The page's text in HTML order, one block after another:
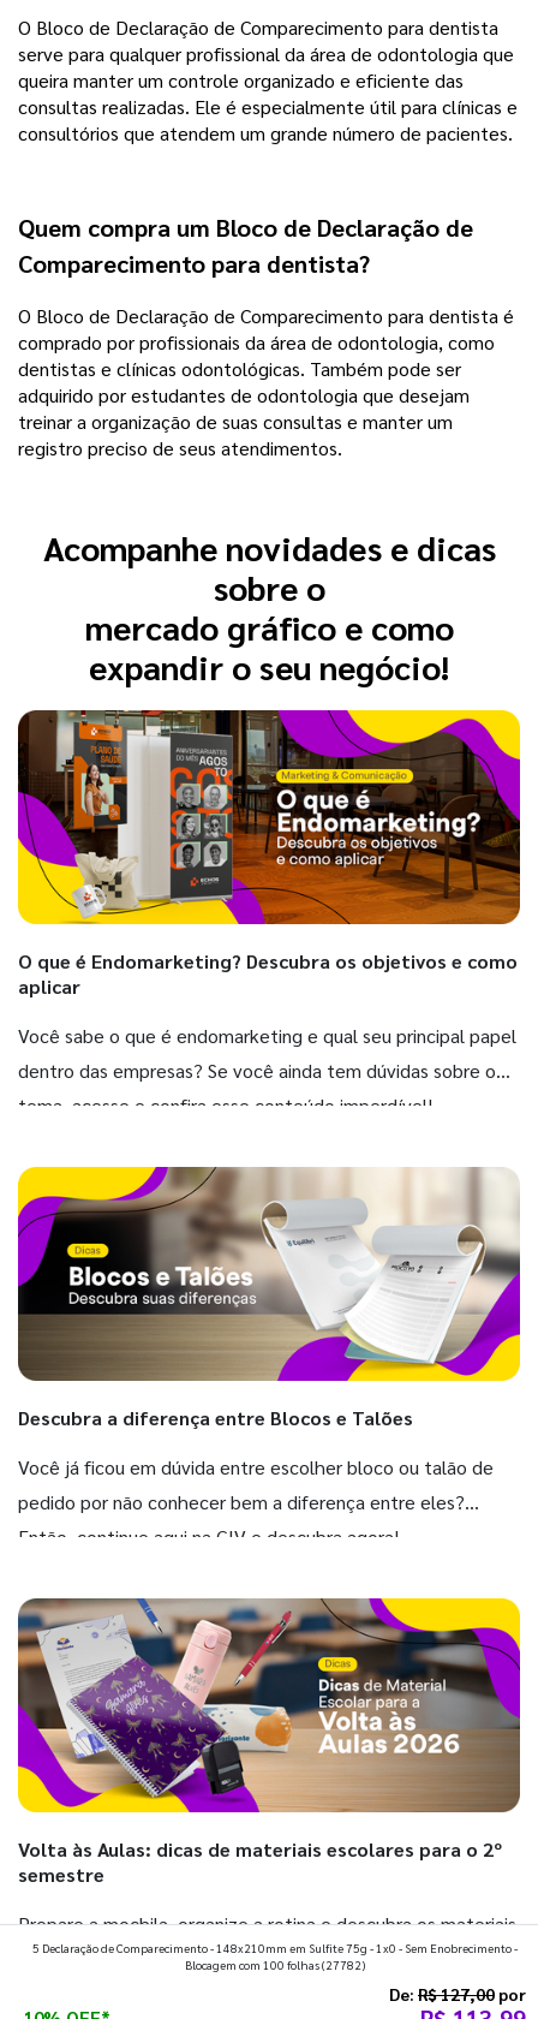
O Bloco de Declaração de Comparecimento para dentista
serve para qualquer profissional da área de odontologia que
queira manter um controle organizado e eficiente das
consultas realizadas. Ele é especialmente útil para clínicas e
consultórios que atendem um grande número de pacientes.
Quem compra um Bloco de Declaração de
Comparecimento para dentista?
O Bloco de Declaração de Comparecimento para dentista é
comprado por profissionais da área de odontologia, como
dentistas e clínicas odontológicas. Também pode ser
adquirido por estudantes de odontologia que desejam
treinar a organização de suas consultas e manter um
registro preciso de seus atendimentos.
Acompanhe novidades e dicas
sobre o
mercado gráfico e como
expandir o seu negócio!
O que é Endomarketing? Descubra os objetivos e como
aplicar
Você sabe o que é endomarketing e qual seu principal papel
dentro das empresas? Se você ainda tem dúvidas sobre o
tema, acesse e confira esse conteúdo imperdível!
Descubra a diferença entre Blocos e Talões
Você já ficou em dúvida entre escolher bloco ou talão de
pedido por não conhecer bem a diferença entre eles?
Então, continue aqui na GIV e descubra agora!
Volta às Aulas: dicas de materiais escolares para o 2º
semestre
Prepare a mochila, organize a rotina e descubra os materiais
que fazem toda diferença para começar o segundo
5 Declaração de Comparecimento - 148x210mm em Sulfite 75g - 1x0 - Sem Enobrecimento -
Blocagem com 100 folhas(27782)
De: R$ 127,00 por